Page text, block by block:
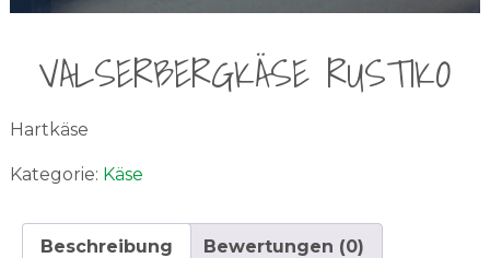
VALSERBERGKÄSE RUSTIKO
Hartkäse
Kategorie: Käse
Beschreibung Bewertungen (0)